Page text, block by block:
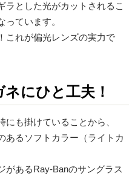
ラとした光がカットされるこ
ています。
これが偏光レンズの実力で
にひと工夫！
も掛けていることから、
あるソフトカラー（ライトカ
があるRay-Banのサングラス